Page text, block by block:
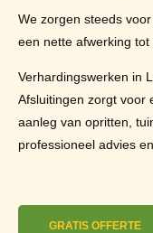
We zorgen steeds
een nette afwerking tot
Verhardingswerken in
Afsluitingen zorgt voor
aanleg van opritten,
professioneel advies
GRATIS OFFERTE